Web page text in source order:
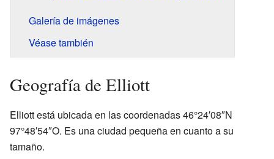
Galería de imágenes
Véase también
Geografía de Elliott
Elliott está ubicada en las coordenadas 46°24′08″N
97°48′54″O. Es una ciudad pequeña en cuanto a su
tamaño.